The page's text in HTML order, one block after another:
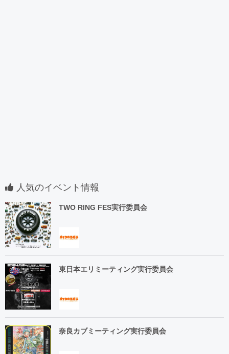
人気のイベント情報
TWO RING FES実行委員会
東日本エリミーティング実行委員会
奈良カブミーティング実行委員会